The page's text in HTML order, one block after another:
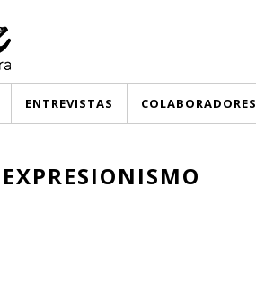
ENTREVISTAS COLABORADORES
EXPRESIONISMO